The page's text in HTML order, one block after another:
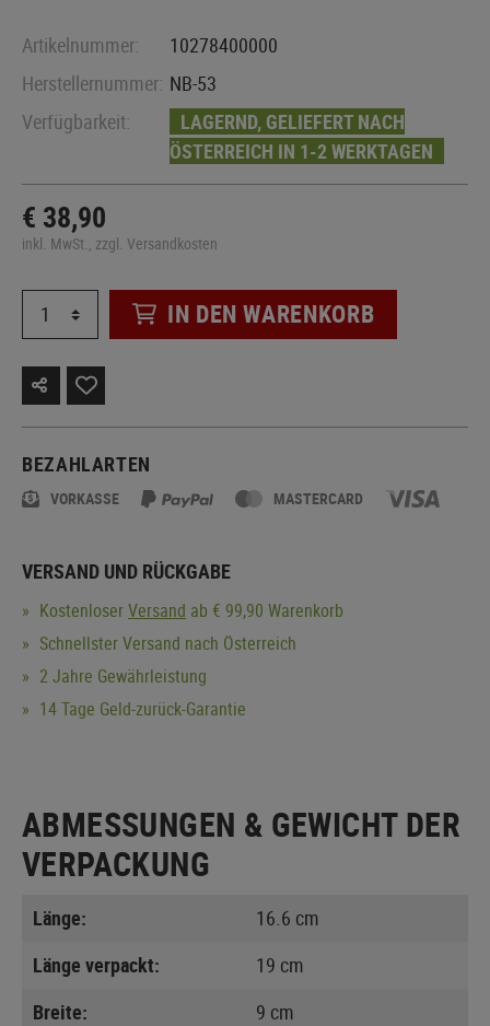
Artikelnummer:
10278400000
Herstellernummer: NB-53
Verfügbarkeit:
LAGERND, GELIEFERT NACH
ÖSTERREICH IN 1-2 WERKTAGEN
€ 38,90
inkl. MwSt., zzgl. Versandkosten
IN DEN WARENKORB
BEZAHLARTEN
VORKASSE MASTERCARD
VERSAND UND RÜCKGABE
KostenloserVersand ab € 99,90 Warenkorb
Schnellster Versand nach Österreich
2 Jahre Gewährleistung
14 Tage Geld-zurück-Garantie
ABMESSUNGEN & GEWICHT DER
VERPACKUNG
Länge:
16.6 cm
Länge verpackt:
19 cm
Breite:
9 cm